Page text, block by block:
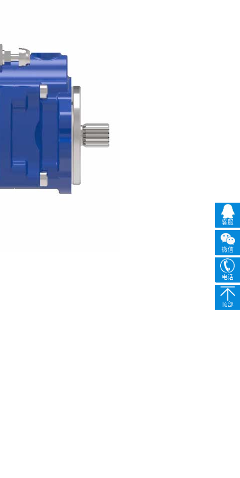
客服
微信
电话
顶部